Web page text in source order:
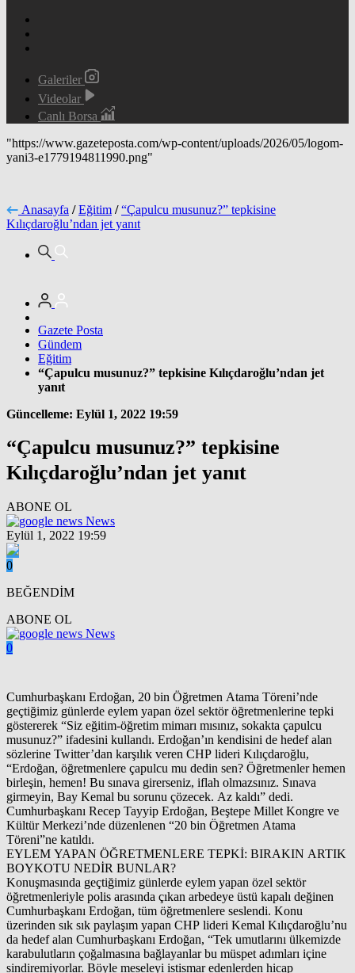
Galeriler
Videolar
Canlı Borsa
"https://www.gazeteposta.com/wp-content/uploads/2026/05/logom-
yani3-e1779194811990.png"
Anasayfa / Eğitim / “Çapulcu musunuz?” tepkisine
Kılıçdaroğlu’ndan jet yanıt
Gazete Posta
Gündem
Eğitim
“Çapulcu musunuz?” tepkisine Kılıçdaroğlu’ndan jet
yanıt
Güncelleme: Eylül 1, 2022 19:59
“Çapulcu musunuz?” tepkisine
Kılıçdaroğlu’ndan jet yanıt
ABONE OL
News
Eylül 1, 2022 19:59
0
BEĞENDİM
ABONE OL
News
0
Cumhurbaşkanı Erdoğan, 20 bin Öğretmen Atama Töreni’nde
geçtiğimiz günlerde eylem yapan özel sektör öğretmenlerine tepki
göstererek “Siz eğitim-öğretim mimarı mısınız, sokakta çapulcu
musunuz?” ifadesini kullandı. Erdoğan’ın kendisini de hedef alan
sözlerine Twitter’dan karşılık veren CHP lideri Kılıçdaroğlu,
“Erdoğan, öğretmenlere çapulcu mu dedin sen? Öğretmenler hemen
birleşin, hemen! Bu sınava girerseniz, iflah olmazsınız. Sınava
girmeyin, Bay Kemal bu sorunu çözecek. Az kaldı” dedi.
Cumhurbaşkanı Recep Tayyip Erdoğan, Beştepe Millet Kongre ve
Kültür Merkezi’nde düzenlenen “20 bin Öğretmen Atama
Töreni”ne katıldı.
EYLEM YAPAN ÖĞRETMENLERE TEPKİ: BIRAKIN ARTIK
BOYKOTU NEDİR BUNLAR?
Konuşmasında geçtiğimiz günlerde eylem yapan özel sektör
öğretmenleriyle polis arasında çıkan arbedeye üstü kapalı değinen
Cumhurbaşkanı Erdoğan, tüm öğretmenlere seslendi. Konu
üzerinden sık sık paylaşım yapan CHP lideri Kemal Kılıçdaroğlu’nu
da hedef alan Cumhurbaşkanı Erdoğan, “Tek umutlarını ülkemizde
karabulutların çoğalmasına bağlayanlar bu müspet adımları içine
sindiremiyorlar. Böyle meseleyi istismar edenlerden hicap